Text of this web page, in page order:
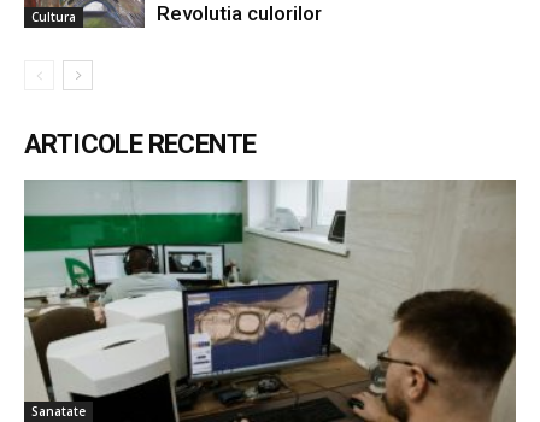
Cultura
Revolutia culorilor
ARTICOLE RECENTE
Sanatate